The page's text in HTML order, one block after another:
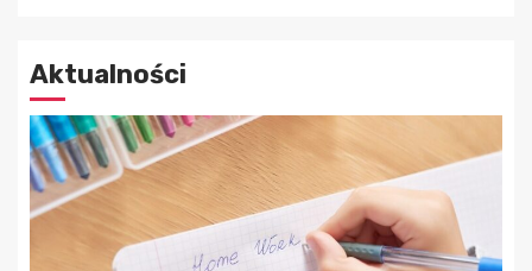
Aktualności